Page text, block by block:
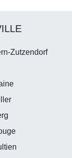
Zutzendorf